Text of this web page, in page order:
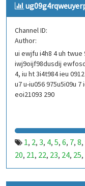
Channel ID:
Author:
ui ewjfu i4h8 4 uh
iwj9oijf98dusdij
4, iu ht 3i4t984 ieu
u7 u-iu056 975u5i09u
eoi21093 290
1, 2, 3, 4, 5, 6, 7, 8,
20, 21, 22, 23, 24, 25,
37,38,39,40,41,42,
99,100,101,102,